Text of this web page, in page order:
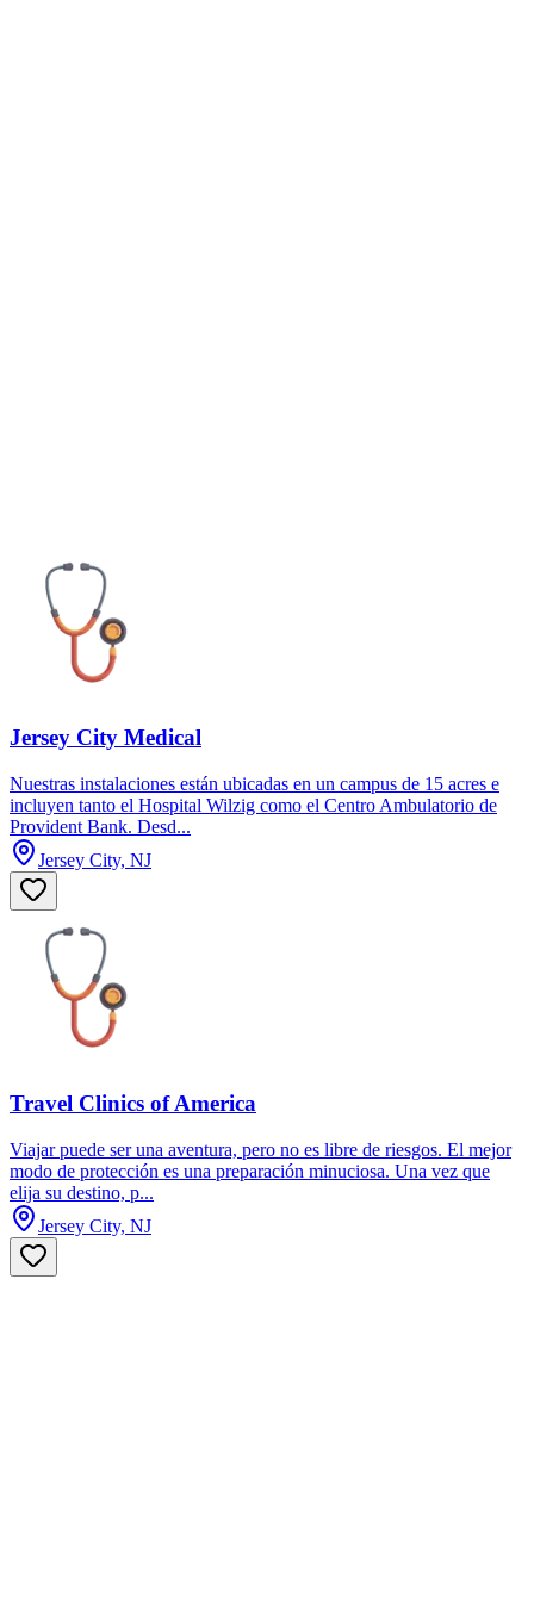
Jersey City Medical
Nuestras instalaciones están ubicadas en un campus de 15 acres e
incluyen tanto el Hospital Wilzig como el Centro Ambulatorio de
Provident Bank. Desd...
Jersey City, NJ
Travel Clinics of America
Viajar puede ser una aventura, pero no es libre de riesgos. El mejor
modo de protección es una preparación minuciosa. Una vez que
elija su destino, p...
Jersey City, NJ